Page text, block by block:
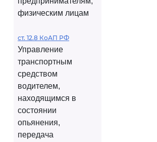
физическим лицам
ст. 12.8 КоАП РФ
Управление
транспортным
средством
водителем,
находящимся в
состоянии
опьянения,
передача